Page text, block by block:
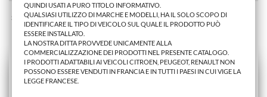
Stai Visualizzando 1 - 1 di 1 prodotto
QUINDI USATI A PURO TITOLO INFORMATIVO.
QUALSIASI UTILIZZO DI MARCHE E MODELLI, HA IL SOLO SCOPO DI
IDENTIFICARE IL TIPO DI VEICOLO SUL QUALE IL PRODOTTO PUÒ
ESSERE INSTALLATO.
LA NOSTRA DITTA PROVVEDE UNICAMENTE ALLA
COMMERCIALIZZAZIONE DEI PRODOTTI NEL PRESENTE CATALOGO.
I PRODOTTI ADATTABILI AI VEICOLI CITROEN, PEUGEOT, RENAULT NON
POSSONO ESSERE VENDUTI IN FRANCIA E IN TUTTI I PAESI IN CUI VIGE LA
LEGGE FRANCESE.